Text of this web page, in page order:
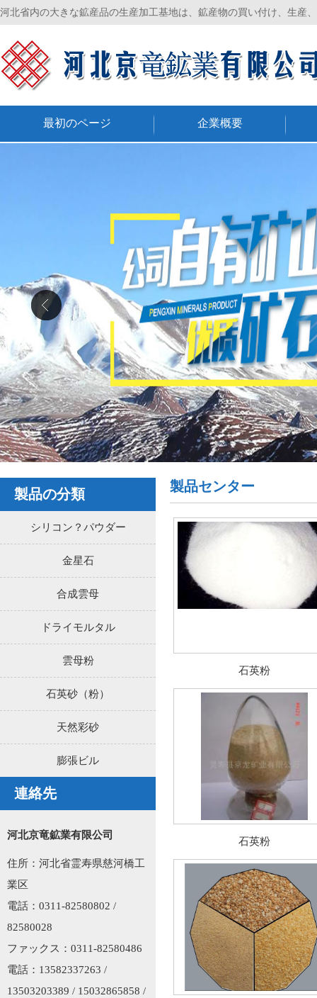
河北省内の大きな鉱産品の生産加工基地は、鉱産物の買い付け、生産
最初のページ 企業概要
製品の分類
シリコン？パウダー
金星石
合成雲母
ドライモルタル
雲母粉
石英砂（粉）
天然彩砂
膨張ビル
連絡先
河北京竜鉱業有限公司
住所：河北省霊寿県慈河橋工
業区
電話：0311-82580802 /
82580028
ファックス：0311-82580486
電話：13582337263 /
13503203389 / 15032865858 /
製品センター
石英粉
石英粉